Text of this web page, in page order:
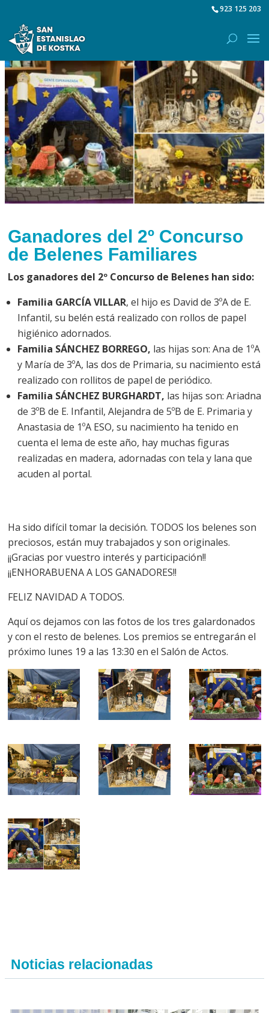
923 125 203
Ganadores del 2º Concurso
de Belenes Familiares
Los ganadores del 2º Concurso de Belenes han sido:
Familia GARCÍA VILLAR, el hijo es David de 3ºA de E.
Infantil, su belén está realizado con rollos de papel
higiénico adornados.
Familia SÁNCHEZ BORREGO, las hijas son: Ana de 1ºA
y María de 3ºA, las dos de Primaria, su nacimiento está
realizado con rollitos de papel de periódico.
Familia SÁNCHEZ BURGHARDT, las hijas son: Ariadna
de 3ºB de E. Infantil, Alejandra de 5ºB de E. Primaria y
Anastasia de 1ºA ESO, su nacimiento ha tenido en
cuenta el lema de este año, hay muchas figuras
realizadas en madera, adornadas con tela y lana que
acuden al portal.
Ha sido difícil tomar la decisión. TODOS los belenes son
preciosos, están muy trabajados y son originales.
¡¡Gracias por vuestro interés y participación!!
¡¡ENHORABUENA A LOS GANADORES!!
FELIZ NAVIDAD A TODOS.
Aquí os dejamos con las fotos de los tres galardonados
y con el resto de belenes. Los premios se entregarán el
próximo lunes 19 a las 13:30 en el Salón de Actos.
Noticias relacionadas